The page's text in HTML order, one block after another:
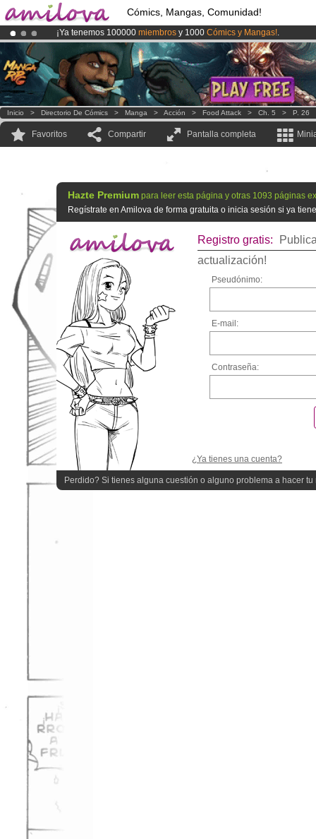
Cómics, Mangas, Comunidad!
¡Ya tenemos 100000 miembros y 1000 Cómics y Mangas!.
¡El Kickstarter Amilova está desormado lanzado!.
¡Conviertete en Premium por3.95 euros al mes!Hazte Premium ya
Inicio > Directorio De Cómics > Manga > Acción > Food Attack > Ch. 5 > P. 26
Favoritos Compartir Pantalla completa
Hazte Premium para leer esta página y otras 1093 páginas
Regístrate en Amilova de forma gratuita o inicia sesión si ya
Registro gratis:
actualización!
Pseudónimo:
E-mail:
Contraseña:
¿Ya tienes una cuenta?
Perdido? Si tienes alguna cuestión o alguno problema a hacer